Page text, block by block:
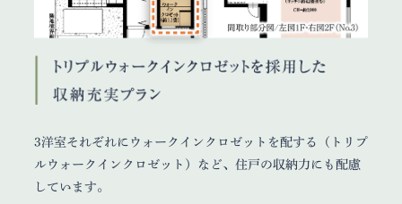
3洋室それぞれにウォークインクロゼットを配する（トリプ
ルウォークインクロゼット）など、住戸の収納力にも配慮
しています。